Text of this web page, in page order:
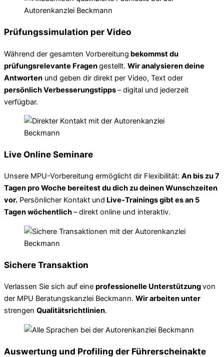
Prüfungssimulation per Video
Während der gesamten Vorbereitung bekommst du
prüfungsrelevante Fragengestellt. Wir analysieren deine
Antworten und geben dir direkt per Video, Text oder
persönlich Verbesserungstipps– digital und jederzeit
verfügbar.
Live Online Seminare
Unsere MPU-Vorbereitung ermöglicht dir Flexibilität: An bis zu 7
Tagen pro Woche bereitest du dich zu deinen Wunschzeiten
vor. Persönlicher Kontakt und Live-Trainings gibt es an 5
Tagen wöchentlich– direkt online und interaktiv.
Sichere Transaktion
Verlassen Sie sich auf eine professionelle Unterstützungvon
der MPU Beratungskanzlei Beckmann. Wir arbeiten unter
strengen Qualitätsrichtlinien.
Auswertung und Profiling der Führerscheinakte